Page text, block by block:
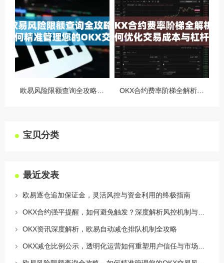
宝贝分类
最近发表
欧易逐仓追加保证金，灵活风控与资金利用的终极指南
OKX资讯深度解析，欧易自动减仓排队机制全攻略